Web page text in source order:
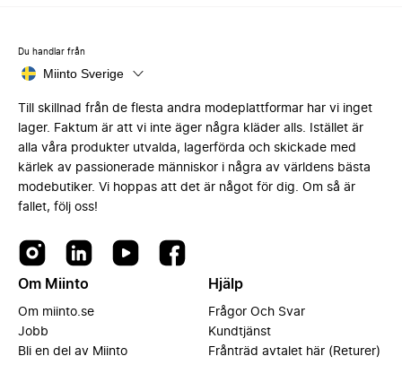
Du handlar från
Miinto Sverige
Till skillnad från de flesta andra modeplattformar har vi inget
lager. Faktum är att vi inte äger några kläder alls. Istället är
alla våra produkter utvalda, lagerförda och skickade med
kärlek av passionerade människor i några av världens bästa
modebutiker. Vi hoppas att det är något för dig. Om så är
fallet, följ oss!
Om Miinto
Om miinto.se
Jobb
Bli en del av Miinto
Hjälp
Frågor Och Svar
Kundtjänst
Frånträd avtalet här (Returer)